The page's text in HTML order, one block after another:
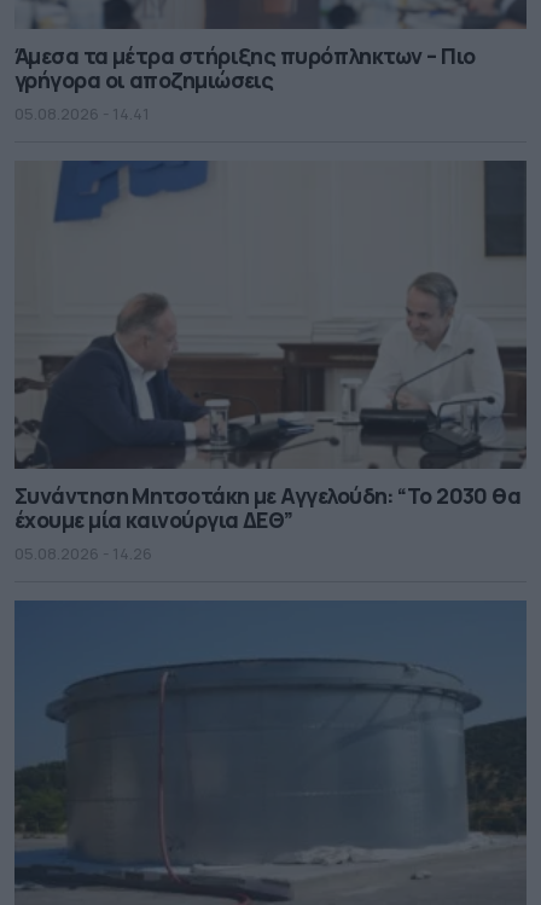
Άμεσα τα μέτρα στήριξης πυρόπληκτων – Πιο
γρήγορα οι αποζημιώσεις
05.08.2026 - 14.41
Συνάντηση Μητσοτάκη με Αγγελούδη: “Το 2030 θα
έχουμε μία καινούργια ΔΕΘ”
05.08.2026 - 14.26